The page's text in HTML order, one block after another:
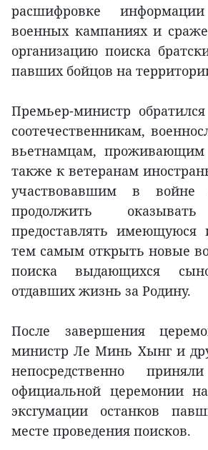
расшифровке
военных кампаниях и
организацию поиска
павших бойцов на
Премьер-министр
соотечественникам,
вьетнамцам,
также к ветеранам
участвовавшим в войне
продолжить оказывать
предоставлять
тем самым открыть новые
поиска выдающихся
отдавших жизнь за Родину.
После завершения
министр Ле Минь Хынг и
непосредственно
официальной церемонии
эксгумации останков
месте проведения поисков.